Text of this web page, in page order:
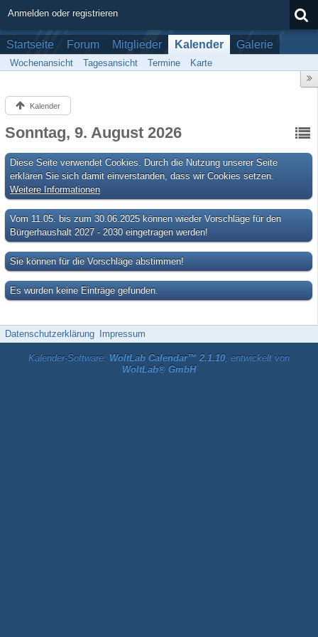
Anmelden oder registrieren
Startseite Forum Mitglieder Kalender Galerie
Wochenansicht Tagesansicht Termine Karte
Kalender
Sonntag, 9. August 2026
Diese Seite verwendet Cookies. Durch die Nutzung unserer Seite
erklären Sie sich damit einverstanden, dass wir Cookies setzen.
Weitere Informationen
Vom 11.05. bis zum 30.06.2025 können wieder Vorschläge für den
Bürgerhaushalt 2027 - 2030 eingetragen werden!
Sie können für die Vorschläge abstimmen!
Es wurden keine Einträge gefunden.
Datenschutzerklärung Impressum
Kalender-Software: WoltLab Calendar™ 2.1.10, entwickelt von
WoltLab® GmbH